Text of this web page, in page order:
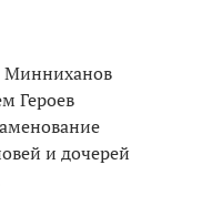
Минниханов
Героев
и дочерей